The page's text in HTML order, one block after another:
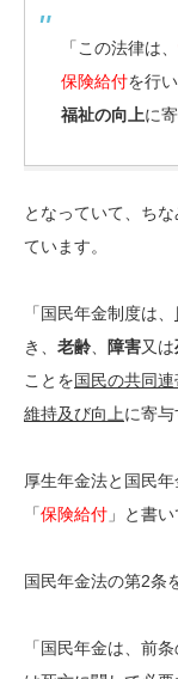
「この法律は、
保険給付を行い
福祉の向上に
となっていて、ちな
ています。
「国民年金制度は、
き、 老齢 障害又は
ことを国民の共同連
維持及び向上に寄与
厚生年金法と国民
「保険給付 」と書
国民年金法の第2条
「国民年金は、前